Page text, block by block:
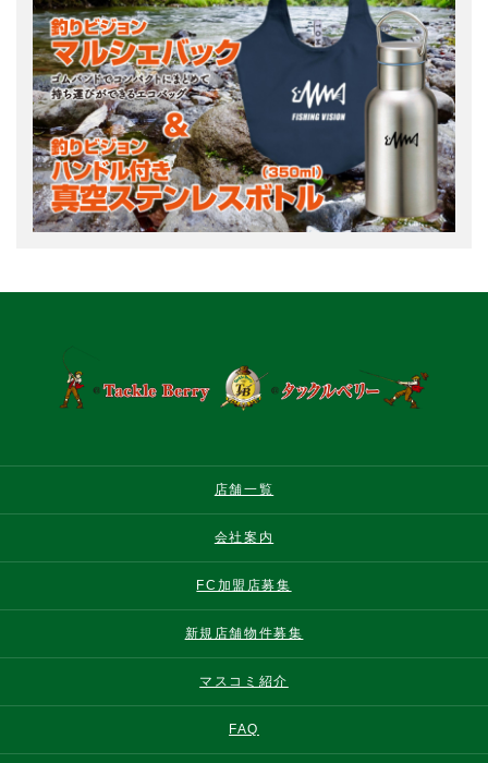
店舗一覧
会社案内
FC加盟店募集
新規店舗物件募集
マスコミ紹介
FAQ